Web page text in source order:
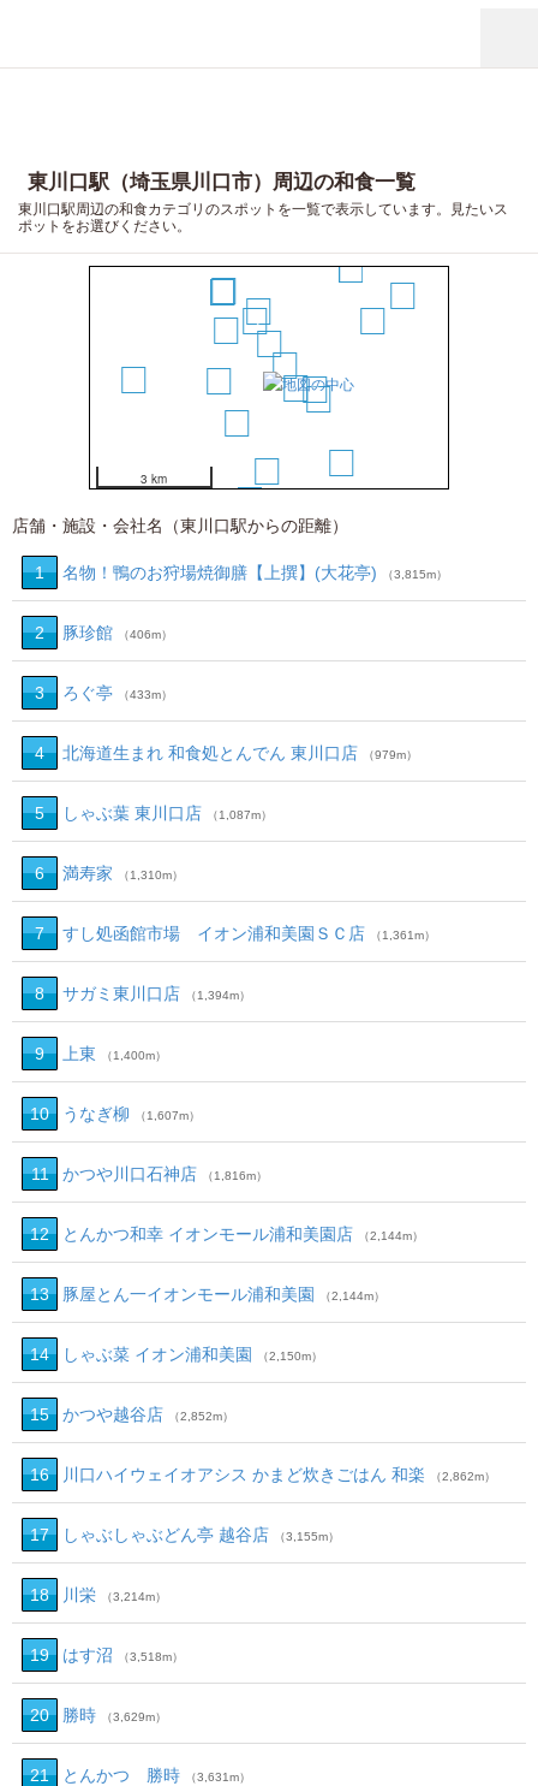
東川口駅（埼玉県川口市）周辺の和食一覧
東川口駅周辺の和食カテゴリのスポットを一覧で表示しています。見たいス
ポットをお選びください。
4
56
8
10
17
3 km
店舗・施設・会社名（東川口駅からの距離）
1 名物！鴨のお狩場焼御膳【上撰】(大花亭) （3,815m）
2 豚珍館 （406m）
3 ろぐ亭 （433m）
4 北海道生まれ 和食処とんでん 東川口店 （979m）
5 しゃぶ葉 東川口店 （1,087m）
6 満寿家 （1,310m）
7 すし処函館市場 イオン浦和美園ＳＣ店 （1,361m）
8 サガミ東川口店 （1,394m）
9 上東 （1,400m）
10 うなぎ柳 （1,607m）
11 かつや川口石神店 （1,816m）
12 とんかつ和幸 イオンモール浦和美園店 （2,144m）
13 豚屋とん一イオンモール浦和美園 （2,144m）
14 しゃぶ菜 イオン浦和美園 （2,150m）
15 かつや越谷店 （2,852m）
16 川口ハイウェイオアシス かまど炊きごはん 和楽 （2,862m）
17 しゃぶしゃぶどん亭 越谷店 （3,155m）
18 川栄 （3,214m）
19 はす沼 （3,518m）
20 勝時 （3,629m）
21 とんかつ 勝時 （3,631m）